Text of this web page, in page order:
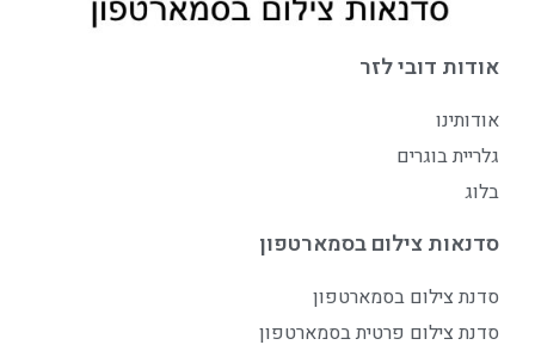
אודות דובי לזר
אודותינו
גלריית בוגרים
בלוג
סדנאות צילום בסמארטפון
סדנת צילום בסמארטפון
סדנת צילום פרטית בסמארטפון